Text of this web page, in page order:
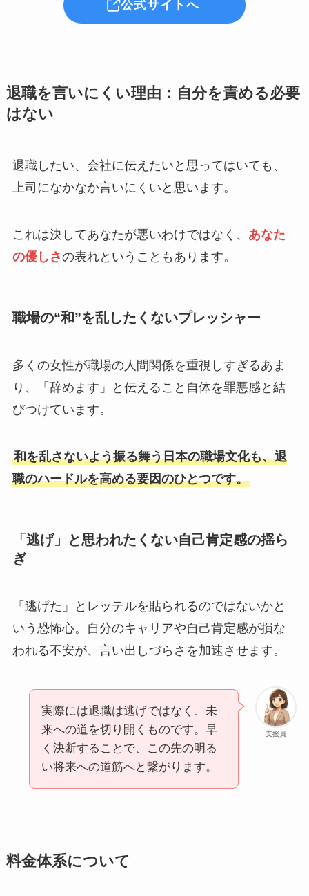
公式サイトへ
退職を言いにくい理由：自分を責める必要
はない
退職したい、会社に伝えたいと思ってはいても、
上司になかなか言いにくいと思います。
これは決してあなたが悪いわけではなく、 あなた
の優しさの表れということもあります。
職場の“和”を乱したくないプレッシャー
多くの女性が職場の人間関係を重視しすぎるあま
り、「辞めます」と伝えること自体を罪悪感と結
びつけています。
和を乱さないよう振る舞う日本の職場文化も、退
職のハードルを高める要因のひとつです。
「逃げ」と思われたくない自己肯定感の揺ら
ぎ
「逃げた」とレッテルを貼られるのではないかと
いう恐怖心。自分のキャリアや自己肯定感が損な
われる不安が、言い出しづらさを加速させます。
支援員
実際には退職は逃げではなく、未
来への道を切り開くものです。早
く決断することで、この先の明る
い将来への道筋へと繋がります。
料金体系について